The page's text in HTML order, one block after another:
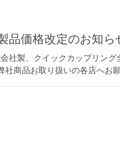
品価格改定のお知ら
社製、クイックカップリン
商品お取り扱いの各店へお